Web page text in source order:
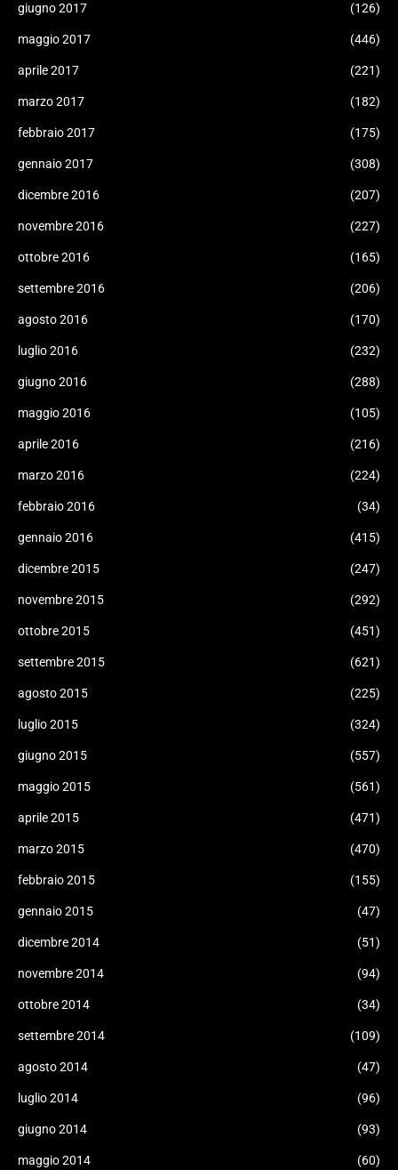
giugno 2017 (126)
maggio 2017 (446)
aprile 2017 (221)
marzo 2017 (182)
febbraio 2017 (175)
gennaio 2017 (308)
dicembre 2016 (207)
novembre 2016 (227)
ottobre 2016 (165)
settembre 2016 (206)
agosto 2016 (170)
luglio 2016 (232)
giugno 2016 (288)
maggio 2016 (105)
aprile 2016 (216)
marzo 2016 (224)
febbraio 2016 (34)
gennaio 2016 (415)
dicembre 2015 (247)
novembre 2015 (292)
ottobre 2015 (451)
settembre 2015 (621)
agosto 2015 (225)
luglio 2015 (324)
giugno 2015 (557)
maggio 2015 (561)
aprile 2015 (471)
marzo 2015 (470)
febbraio 2015 (155)
gennaio 2015 (47)
dicembre 2014 (51)
novembre 2014 (94)
ottobre 2014 (34)
settembre 2014 (109)
agosto 2014 (47)
luglio 2014 (96)
giugno 2014 (93)
maggio 2014 (60)